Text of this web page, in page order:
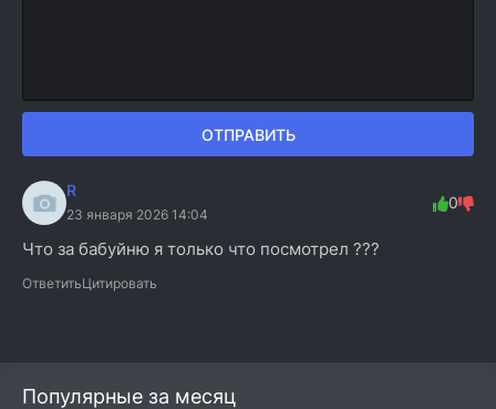
ОТПРАВИТЬ
R
23 января 2026 14:04
0
Что за бабуйню я только что посмотрел ???
ОтветитьЦитировать
Популярные за месяц